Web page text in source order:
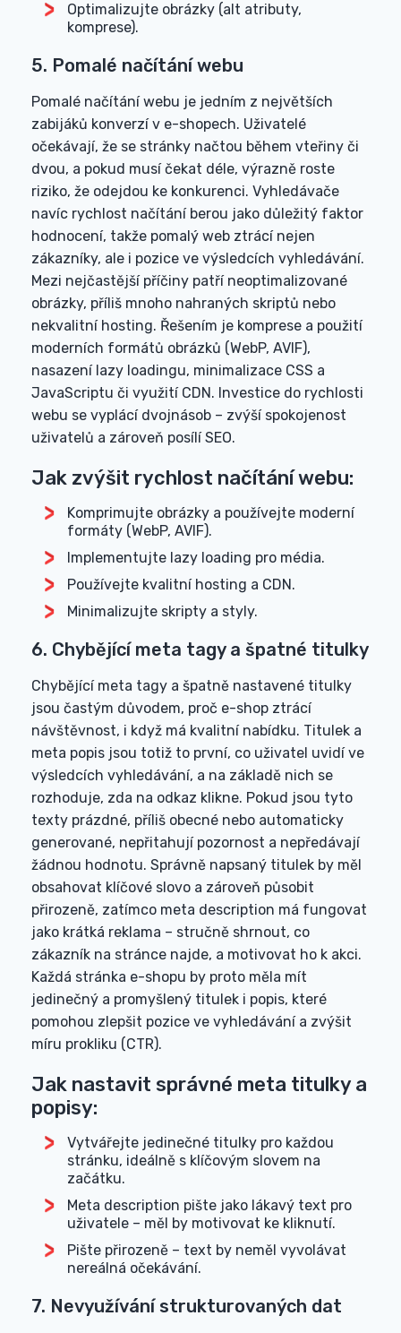
Optimalizujte obrázky (alt atributy,
komprese).
5. Pomalé načítání webu
Pomalé načítání webu je jedním z největších
zabijáků konverzí v e-shopech. Uživatelé
očekávají, že se stránky načtou během vteřiny či
dvou, a pokud musí čekat déle, výrazně roste
riziko, že odejdou ke konkurenci. Vyhledávače
navíc rychlost načítání berou jako důležitý faktor
hodnocení, takže pomalý web ztrácí nejen
zákazníky, ale i pozice ve výsledcích vyhledávání.
Mezi nejčastější příčiny patří neoptimalizované
obrázky, příliš mnoho nahraných skriptů nebo
nekvalitní hosting. Řešením je komprese a použití
moderních formátů obrázků (WebP, AVIF),
nasazení lazy loadingu, minimalizace CSS a
JavaScriptu či využití CDN. Investice do rychlosti
webu se vyplácí dvojnásob – zvýší spokojenost
uživatelů a zároveň posílí SEO.
Jak zvýšit rychlost načítání webu:
Komprimujte obrázky a používejte moderní
formáty (WebP, AVIF).
Implementujte lazy loading pro média.
Používejte kvalitní hosting a CDN.
Minimalizujte skripty a styly.
6. Chybějící meta tagy a špatné titulky
Chybějící meta tagy a špatně nastavené titulky
jsou častým důvodem, proč e-shop ztrácí
návštěvnost, i když má kvalitní nabídku. Titulek a
meta popis jsou totiž to první, co uživatel uvidí ve
výsledcích vyhledávání, a na základě nich se
rozhoduje, zda na odkaz klikne. Pokud jsou tyto
texty prázdné, příliš obecné nebo automaticky
generované, nepřitahují pozornost a nepředávají
žádnou hodnotu. Správně napsaný titulek by měl
obsahovat klíčové slovo a zároveň působit
přirozeně, zatímco meta description má fungovat
jako krátká reklama – stručně shrnout, co
zákazník na stránce najde, a motivovat ho k akci.
Každá stránka e-shopu by proto měla mít
jedinečný a promyšlený titulek i popis, které
pomohou zlepšit pozice ve vyhledávání a zvýšit
míru prokliku (CTR).
Jak nastavit správné meta titulky a
popisy:
Vytvářejte jedinečné titulky pro každou
stránku, ideálně s klíčovým slovem na
začátku.
Meta description pište jako lákavý text pro
uživatele – měl by motivovat ke kliknutí.
Pište přirozeně – text by neměl vyvolávat
nereálná očekávání.
7. Nevyužívání strukturovaných dat